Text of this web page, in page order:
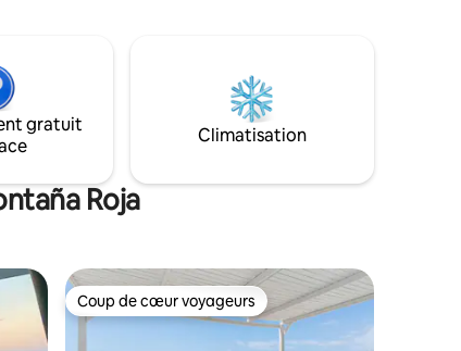
est
un
est situé dans un complexe privé de
11 unités en bord de mer.
gratuit
Climatisation
Roja
Coup de cœur voyageurs
Coup de cœur voyageurs